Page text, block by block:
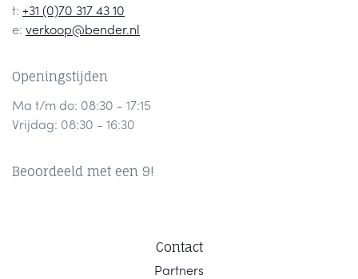
t: +31 (0)70 317 43 10
e: verkoop@bender.nl
Openingstijden
Ma t/m do: 08:30 - 17:15
Vrijdag: 08:30 - 16:30
Beoordeeld met een 9!
Contact
Partners